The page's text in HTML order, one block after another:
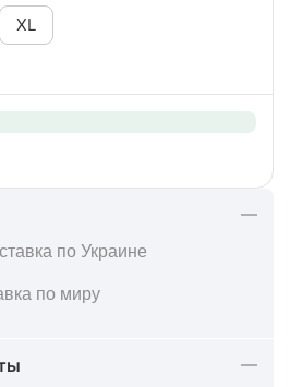
XL
по Украине
по миру